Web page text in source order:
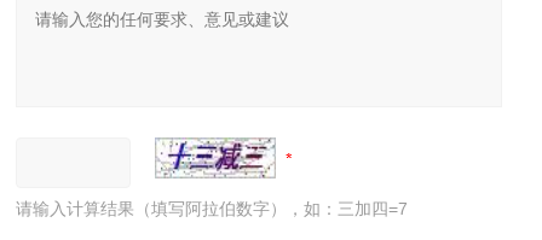
请输入计算结果（填写阿拉伯数字），如：三加四=7